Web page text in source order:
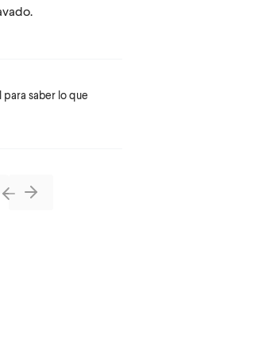
para saber lo que